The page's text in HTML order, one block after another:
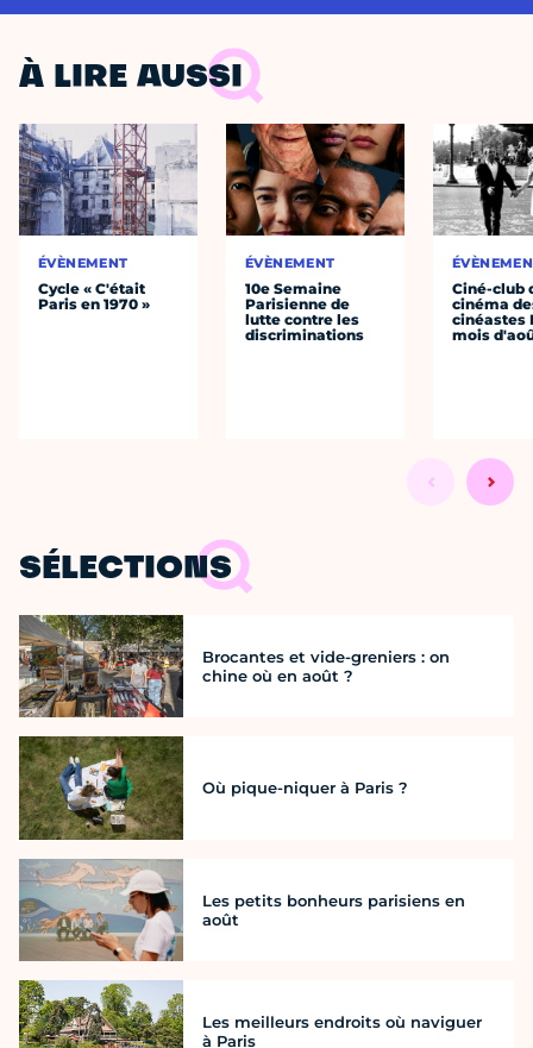
À LIRE AUSSI
ÉVÈNEMENT
Cycle « C'était
Paris en 1970 »
ÉVÈNEMENT
10e Semaine
Parisienne de
lutte contre les
discriminations
Ciné-club
cinéma
cinéastes
mois
SÉLECTIONS
Brocantes et vide-greniers : on
chine où en août ?
Où pique-niquer à Paris ?
Les petits bonheurs parisiens en
août
Les meilleurs endroits où naviguer
à Paris